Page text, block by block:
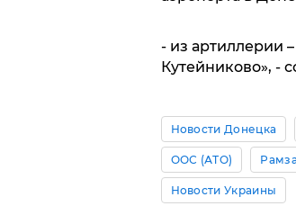
- из артиллерии
Кутейниково», -
Новости Донецка
ООС (АТО)
Новости Украины